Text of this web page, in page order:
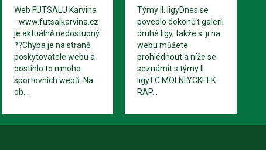
Web FUTSALU Karvina
- www.futsalkarvina.cz
je aktuálně nedostupný.
??Chyba je na straně
poskytovatele webu a
postihlo to mnoho
sportovních webů. Na
ob...
Týmy II. ligyDnes se
povedlo dokončit galerii
druhé ligy, takže si ji na
webu můžete
prohlédnout a níže se
seznámit s týmy II.
ligy.FC MÖLNLYCKEFK
RAP...